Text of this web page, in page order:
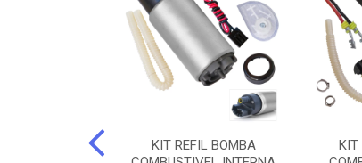
KIT REFIL BOMBA
KIT